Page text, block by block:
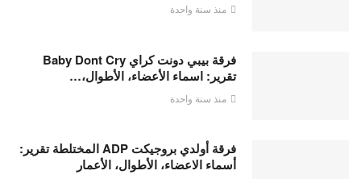
منذ سنة واحدة
فرقة بيبي دونت كراي Baby Dont Cry
تقرير: اسماء الأعضاء، الأطوال،…
منذ سنة واحدة
فرقة أولدي بروجيكت ADP المختلطة تقرير:
أسماء الاعضاء، الأطوال، الأعمار